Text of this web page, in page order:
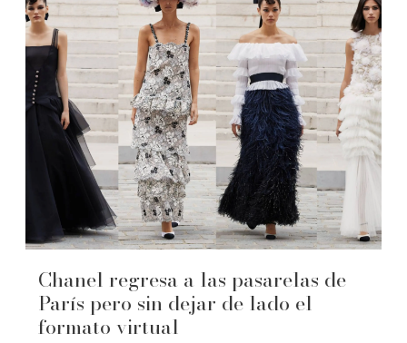
Chanel regresa a las pasarelas de
París pero sin dejar de lado el
formato virtual